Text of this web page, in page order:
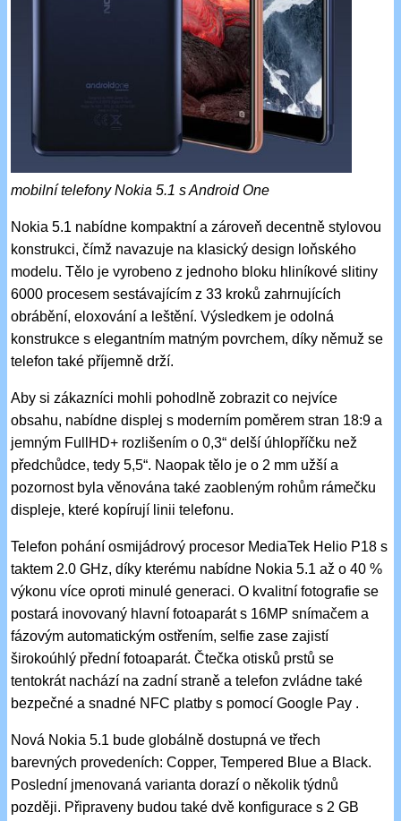
mobilní telefony Nokia 5.1 s Android One
Nokia 5.1 nabídne kompaktní a zároveň decentně stylovou
konstrukci, čímž navazuje na klasický design loňského
modelu. Tělo je vyrobeno z jednoho bloku hliníkové slitiny
6000 procesem sestávajícím z 33 kroků zahrnujících
obrábění, eloxování a leštění. Výsledkem je odolná
konstrukce s elegantním matným povrchem, díky němuž se
telefon také příjemně drží.
Aby si zákazníci mohli pohodlně zobrazit co nejvíce
obsahu, nabídne displej s moderním poměrem stran 18:9 a
jemným FullHD+ rozlišením o 0,3“ delší úhlopříčku než
předchůdce, tedy 5,5“. Naopak tělo je o 2 mm užší a
pozornost byla věnována také zaobleným rohům rámečku
displeje, které kopírují linii telefonu.
Telefon pohání osmijádrový procesor MediaTek Helio P18 s
taktem 2.0 GHz, díky kterému nabídne Nokia 5.1 až o 40 %
výkonu více oproti minulé generaci. O kvalitní fotografie se
postará inovovaný hlavní fotoaparát s 16MP snímačem a
fázovým automatickým ostřením, selfie zase zajistí
širokoúhlý přední fotoaparát. Čtečka otisků prstů se
tentokrát nachází na zadní straně a telefon zvládne také
bezpečné a snadné NFC platby s pomocí Google Pay .
Nová Nokia 5.1 bude globálně dostupná ve třech
barevných provedeních: Copper, Tempered Blue a Black.
Poslední jmenovaná varianta dorazí o několik týdnů
později. Připraveny budou také dvě konfigurace s 2 GB